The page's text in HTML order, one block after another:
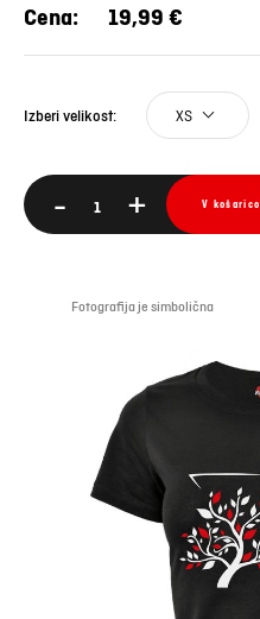
Fotografija je simbolična
Cena: 19,99 €
Izberi velikost: XS
- + V košarico